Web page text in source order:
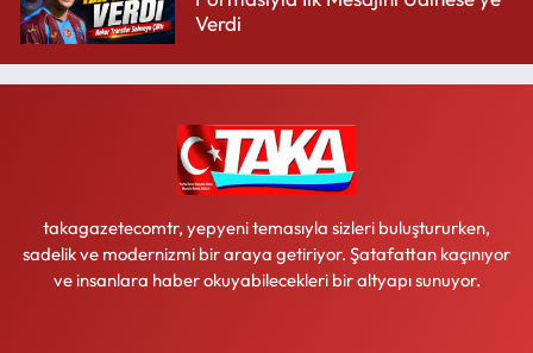
Verdi
takagazetecomtr, yepyeni temasıyla sizleri buluştururken,
sadelik ve modernizmi bir araya getiriyor. Şatafattan kaçınıyor
ve insanlara haber okuyabilecekleri bir altyapı sunuyor.